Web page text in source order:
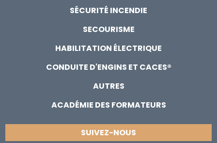
SÉCURITÉ INCENDIE
SECOURISME
HABILITATION ÉLECTRIQUE
CONDUITE D'ENGINS ET CACES®
AUTRES
ACADÉMIE DES FORMATEURS
SUIVEZ-NOUS